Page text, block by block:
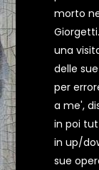
morto
una
delle
per
a me',
in poi
in up/
sue